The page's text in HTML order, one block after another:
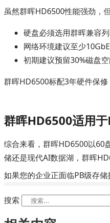
虽然群晖HD6500性能强劲，
硬盘必须选用群晖兼容
网络环境建议至少
初期建议预留30%磁盘
群晖HD6500标配3年硬件保
群晖HD6500适用
综合来看，群晖HD6500以60
储还是现代AI数据湖，群晖
如果您的企业正面临PB级存
搜索